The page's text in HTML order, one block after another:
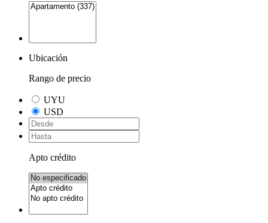
Ubicación
Rango de precio
UYU
USD
Apto crédito